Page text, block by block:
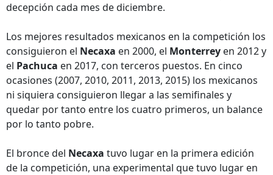
decepción cada mes de diciembre.
Los mejores resultados mexicanos en la competición los
consiguieron el Necaxa en 2000, el Monterrey en 2012 y
el Pachuca en 2017, con terceros puestos. En cinco
ocasiones (2007, 2010, 2011, 2013, 2015) los mexicanos
ni siquiera consiguieron llegar a las semifinales y
quedar por tanto entre los cuatro primeros, un balance
por lo tanto pobre.
El bronce del Necaxa tuvo lugar en la primera edición
de la competición, una experimental que tuvo lugar en